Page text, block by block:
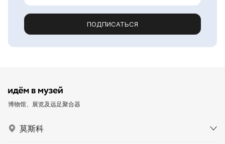
ПОДПИСАТЬСЯ
博物馆、展览及远足聚合器
莫斯科